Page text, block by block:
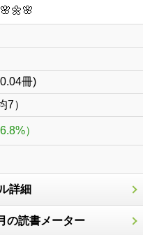
冊)
7）
）
詳細
の読書メーター